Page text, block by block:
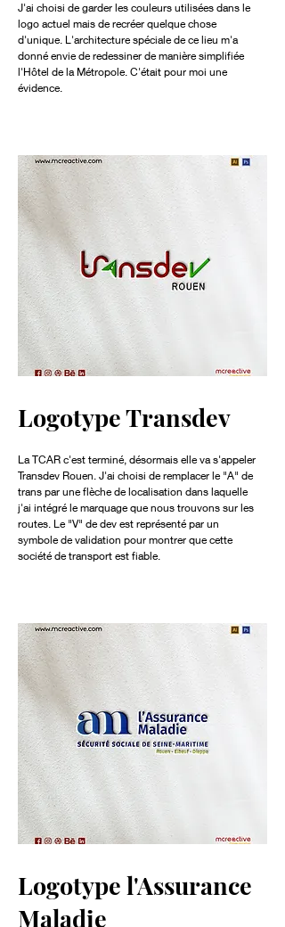
J'ai choisi de garder les couleurs utilisées dans le
logo actuel mais de recréer quelque chose
d'unique. L'architecture spéciale de ce lieu m'a
donné envie de redessiner de manière simplifiée
l'Hôtel de la Métropole. C'était pour moi une
évidence.
Logotype Transdev
La TCAR c'est terminé, désormais elle va s'appeler
Transdev Rouen. J'ai choisi de remplacer le "A" de
trans par une flèche de localisation dans laquelle
j'ai intégré le marquage que nous trouvons sur les
routes. Le "V" de dev est représenté par un
symbole de validation pour montrer que cette
société de transport est fiable.
Logotype l'Assurance
Maladie